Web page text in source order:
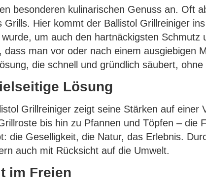
besonderen kulinarischen Genuss an. Oft
Hier kommt der Ballistol Grillreiniger
um auch den hartnäckigsten Schmutz
man vor oder nach einem ausgiebigen
die schnell und gründlich säubert,
Lösung
Grillreiniger zeigt seine Stärken auf einer
bis hin zu Pfannen und Töpfen – die
die Geselligkeit, die Natur, das Erlebnis.
auch mit Rücksicht auf die Umwelt.
im Freien